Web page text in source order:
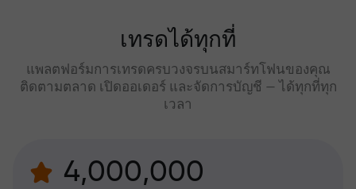
เทรดได้ทุกที่
แพลตฟอร์มการเทรดครบวงจรบนสมาร์ทโฟนของคุณ
ติดตามตลาด เปิดออเดอร์ และจัดการบัญชี — ได้ทุกที่ทุก
เวลา
4,000,000